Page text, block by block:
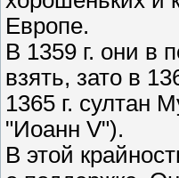
Европе.
В 1359 г. они в
взять, зато в
1365 г. султан
"Иоанн V").
В этой